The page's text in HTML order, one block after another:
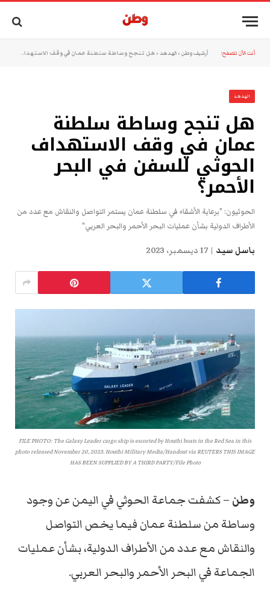
أنت الآن تتصفح: أرشيف وطن »الهدهد »هل تنجح وساطة سلطنة عمان في وقف الاستهداف الحوثي للسفن في البحر الأحمر؟
الهدهد
هل تنجح وساطة سلطنة
عمان في وقف الاستهداف
الحوثي للسفن في البحر
الأحمر؟
الحوثيون: "برعاية الأشقاء في سلطنة عمان يستمر التواصل والنقاش مع عدد من
الأطراف الدولية بشأن عمليات البحر الأحمر والبحر العربي"
باسل سيد 17 ديسمبر، 2023
FILE PHOTO: The Galaxy Leader cargo ship is escorted by Houthi boats in the Red Sea in this
photo released November 20, 2023. Houthi Military Media/Handout via REUTERS THIS IMAGE
HAS BEEN SUPPLIED BY A THIRD PARTY/File Photo
وطن – كشفت جماعة الحوثي في اليمن عن وجود
وساطة من سلطنة عمان فيما يخص التواصل
والنقاش مع عدد من الأطراف الدولية، بشأن عمليات
الجماعة في البحر الأحمر والبحر العربي.